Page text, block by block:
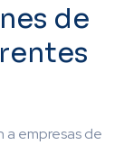
de
a empresas de